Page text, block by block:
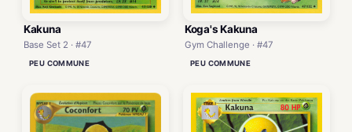
Kakuna
Base Set 2 · #47
PEU COMMUNE
Koga's Kakuna
Gym Challenge · #47
PEU COMMUNE